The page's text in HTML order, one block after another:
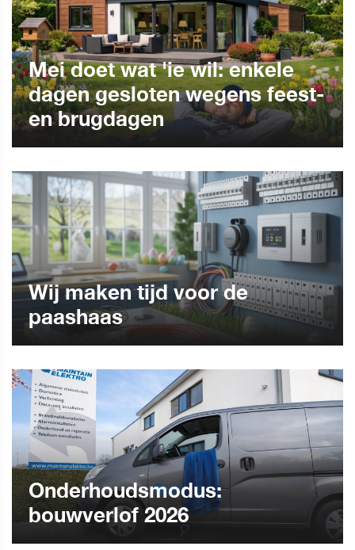
Mei doet wat 'ie wil: enkele
dagen gesloten wegens feest-
en brugdagen
Wij maken tijd voor de
paashaas
Onderhoudsmodus:
bouwverlof 2026